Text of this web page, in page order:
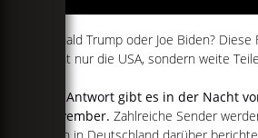
Donald Trump oder Joe Biden?
nicht nur die USA, sondern weite
Die Antwort gibt es in der Nacht
November. Zahlreiche Sender